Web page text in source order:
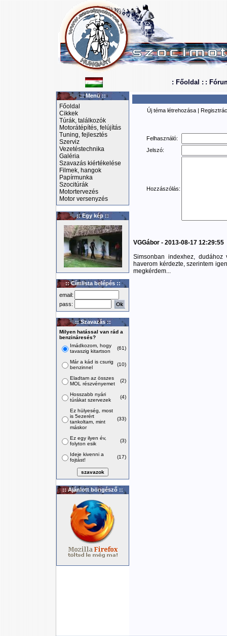
: Főoldal : :
:: Menü ::
Főoldal
Cikkek
Túrák, találkozók
Motorátépítés, felújítás
Tuning, fejlesztés
Szerviz
Vezetéstechnika
Galéria
Szavazás kiértékelése
Filmek, hangok
Papírmunka
Szocitúrák
Motortervezés
Motor versenyzés
:: Egy kép ::
:: Címlista belépés ::
email:
pass:
:: Szavazás ::
Milyen hatással van rád a
benzináresés?
Imádkozom, hogy
tavaszig kitartson
(61)
Már a kád is csurig
benzinnel
(10)
Eladtam az összes
MOL részvényemet
(2)
Hosszabb nyári
túrákat szervezek
(4)
Ez hülyeség, most
is 5ezerért
tankoltam, mint
máskor
(33)
Ez egy ilyen év,
folyton esik
(3)
Ideje kivenni a
fojtást!
(17)
:: Ajánlott böngésző ::
Új téma létrehozása |
Felhasználó:
Jelszó:
Hozzászólás:
VGGábor - 2013-08-17 12:29:55
Simsonban indexhez,
haverom kérdezte, szerintem
megkérdem...